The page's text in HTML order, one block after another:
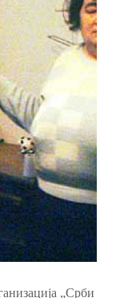
„Срби